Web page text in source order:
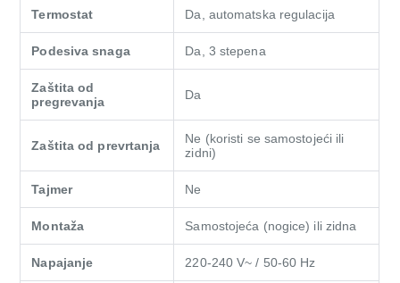
Termostat Da, automatska regulacija
Podesiva snaga Da, 3 stepena
Zaštita od
pregrevanja
Da
Zaštita od prevrtanja
Ne (koristi se samostojeći ili
zidni)
Tajmer Ne
Montaža Samostojeća (nogice) ili zidna
Napajanje 220-240 V~ / 50-60 Hz